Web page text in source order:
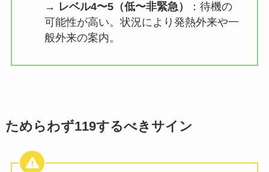
→ レベル4〜5（低〜非緊急）
：待機の
可能性が高い。状況により発熱外来や一
般外来の案内。
ためらわず119するべきサイン